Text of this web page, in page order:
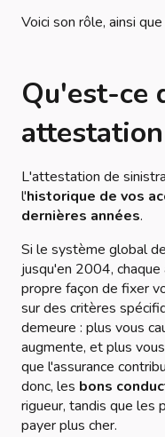
Voici son rôle, ainsi
Qu'est-ce
L'attestation de
l'historique de vos
dernières années.
Si le système global de
jusqu'en 2004,
propre façon de fixer
sur des critères
demeure : plus vous
augmente, et plus
que l'assurance
donc, les bons
rigueur, tandis que les
payer plus cher.